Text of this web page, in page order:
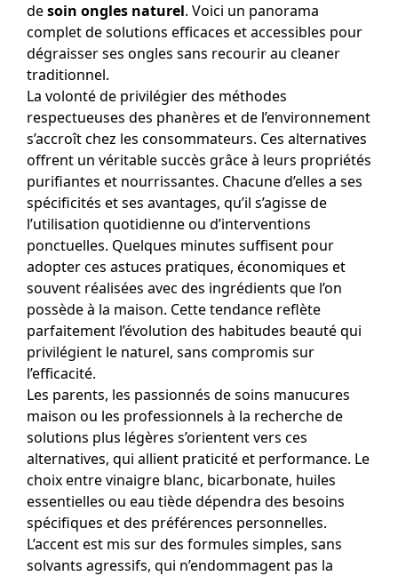
desoin ongles naturel. Voici un panorama
complet de solutions efficaces et accessibles pour
dégraisser ses ongles sans recourir au cleaner
traditionnel.
La volonté de privilégier des méthodes
respectueuses des phanères et de l’environnement
s’accroît chez les consommateurs. Ces alternatives
offrent un véritable succès grâce à leurs propriétés
purifiantes et nourrissantes. Chacune d’elles a ses
spécificités et ses avantages, qu’il s’agisse de
l’utilisation quotidienne ou d’interventions
ponctuelles. Quelques minutes suffisent pour
adopter ces astuces pratiques, économiques et
souvent réalisées avec des ingrédients que l’on
possède à la maison. Cette tendance reflète
parfaitement l’évolution des habitudes beauté qui
privilégient le naturel, sans compromis sur
l’efficacité.
Les parents, les passionnés de soins manucures
maison ou les professionnels à la recherche de
solutions plus légères s’orientent vers ces
alternatives, qui allient praticité et performance. Le
choix entre vinaigre blanc, bicarbonate, huiles
essentielles ou eau tiède dépendra des besoins
spécifiques et des préférences personnelles.
L’accent est mis sur des formules simples, sans
solvants agressifs, qui n’endommagent pas la